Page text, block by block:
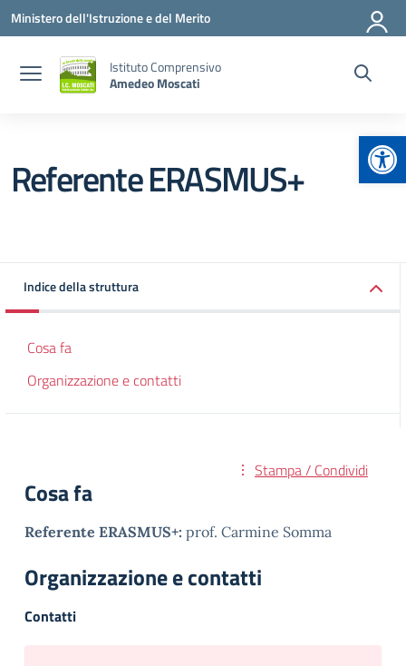
Vai ai contenuti
Vai al menu di navigazione
Vai al footer
Ministero dell'Istruzione e del Merito
Istituto Comprensivo
Amedeo Moscati
Referente ERASMUS+
Indice della struttura
Cosa fa
Organizzazione e contatti
Stampa / Condividi
Cosa fa
Referente ERASMUS+: prof. Carmine Somma
Organizzazione e contatti
Contatti